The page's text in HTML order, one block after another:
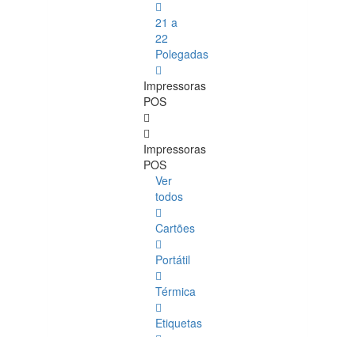
21 a
22
Polegadas
Impressoras
POS
Impressoras
POS
Ver
todos
Cartões
Portátil
Térmica
Etiquetas